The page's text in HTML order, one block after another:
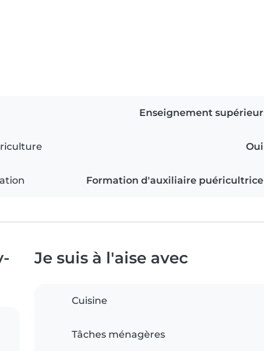
Enseignement supérieur
Oui
Formation d'auxiliaire puéricultrice
Je suis à l'aise avec
Cuisine
Tâches ménagères